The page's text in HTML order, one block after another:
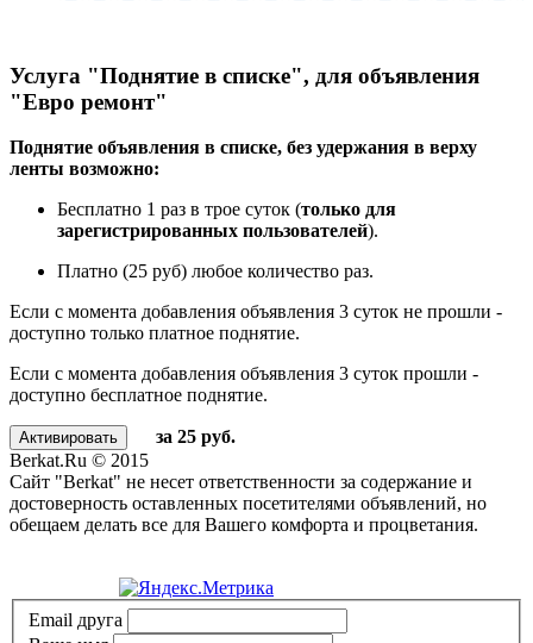
Услуга "Поднятие в списке", для объявления
"Евро ремонт"
Поднятие объявления в списке, без удержания в верху
ленты возможно:
Бесплатно 1 раз в трое суток (только для
зарегистрированных пользователей).
Платно (25 руб) любое количество раз.
Если с момента добавления объявления 3 суток не прошли -
доступно только платное поднятие.
Если с момента добавления объявления 3 суток прошли -
доступно бесплатное поднятие.
за 25 руб.
Berkat.Ru © 2015
Сайт "Berkat" не несет ответственности за содержание и
достоверность оставленных посетителями объявлений, но
обещаем делать все для Вашего комфорта и процветания.
Email друга